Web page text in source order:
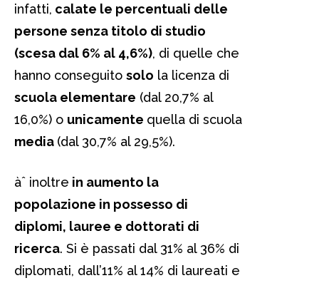
infatti, calate le percentuali delle
persone senza titolo di studio
(scesa dal 6% al 4,6%), di quelle che
hanno conseguito solo la licenza di
scuola elementare (dal 20,7% al
16,0%) o unicamente quella di scuola
media (dal 30,7% al 29,5%).
àˆ inoltre in aumento la
popolazione in possesso di
diplomi, lauree e dottorati di
ricerca. Si è passati dal 31% al 36% di
diplomati, dall’11% al 14% di laureati e